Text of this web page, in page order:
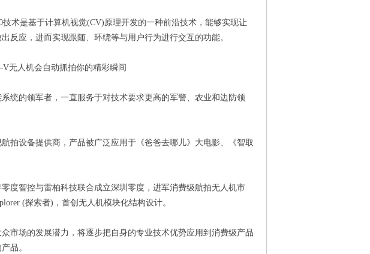
术是基于计算机视觉(CV)原理开发的一种前沿技术，能够实现让
反应，进而实现跟随、环绕等与用户行为进行交互的功能。
人机会自动抓拍你的精彩瞬间
的领军者，一直服务于对技术要求更高的军警、农业和边防领
设备提供商，产品被广泛应用于《爸爸去哪儿》大电影、《智取
智控与雷柏科技联合成立深圳零度，进军消费级航拍无人机市
(探索者)，首创无人机模块化结构设计。
场的发展潜力，将逐步把自身的专业技术优势应用到消费级产品
品。